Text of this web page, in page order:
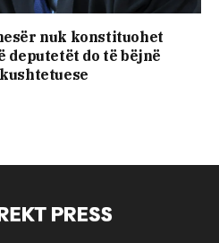
nuk konstituohet
deputetët do të bëjnë